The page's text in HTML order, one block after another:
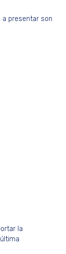
a presentar son
la